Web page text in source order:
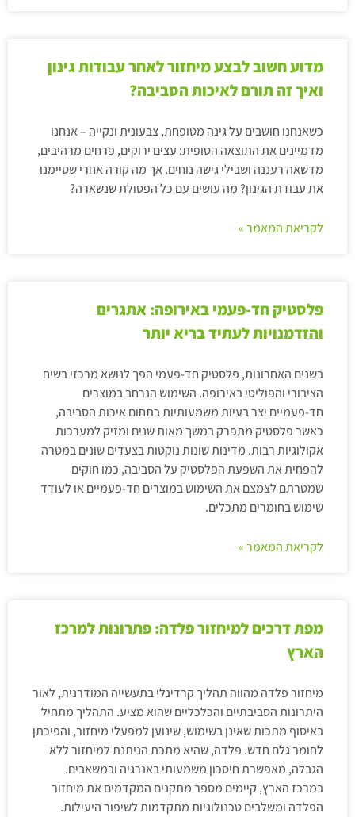
מדוע חשוב לבצע מיחזור לאחר עבודות גינון
ואיך זה תורם לאיכות הסביבה?
כשאנחנו חושבים על גינה מטופחת, צבעונית ונקייה – אנחנו
מדמיינים את התוצאה הסופית: עצים ירוקים, פרחים מרהיבים,
מדשאה רעננה ושבילי גישה נוחים. אך מה קורה אחרי שסיימנו
את עבודת הגינון? מה עושים עם כל הפסולת שנשארה?
לקריאת המאמר »
פלסטיק חד-פעמי באירופה: אתגרים
והזדמנויות לעתיד בריא יותר
בשנים האחרונות, פלסטיק חד-פעמי הפך לנושא מרכזי בשיח
הציבורי והפוליטי באירופה. השימוש הנרחב במוצרים
חד-פעמיים יצר בעיות משמעותיות בתחום איכות הסביבה,
כאשר פלסטיק מתפרק במשך מאות שנים ומזיק למערכות
אקולוגיות רבות. מדינות שונות נוקטות בצעדים שונים במטרה
להפחית את השפעת הפלסטיק על הסביבה, כמו חוקים
שמטרתם לצמצם את השימוש במוצרים חד-פעמיים או לעודד
שימוש בחומרים מתכלים.
לקריאת המאמר »
מפת דרכים למיחזור פלדה: פתרונות למרכז
הארץ
מיחזור פלדה מהווה תהליך קרדינלי בתעשייה המודרנית, לאור
היתרונות הסביבתיים והכלכליים שהוא מציע. התהליך מתחיל
באיסוף מתכות שאינן בשימוש, שינוען למפעלי מיחזור, והפיכתן
לחומר גלם חדש. פלדה, שהיא מתכת הניתנת למיחזור ללא
הגבלה, מאפשרת חיסכון משמעותי באנרגיה ובמשאבים.
במרכז הארץ, קיימים מספר מתקנים המקדמים את מיחזור
הפלדה ומשלבים טכנולוגיות מתקדמות לשיפור היעילות.